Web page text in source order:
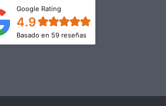
Google Rating
4.9
Basado en 59 reseñas